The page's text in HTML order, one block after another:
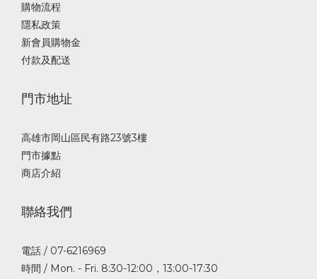
購物流程
隱私政策
新會員購物金
付款及配送
門市地址
高雄市岡山區民有路23號3樓
門市據點
商店介紹
聯絡我們
電話 / 07-6216969
時間 / Mon. - Fri. 8:30-12:00，13:00-17:30